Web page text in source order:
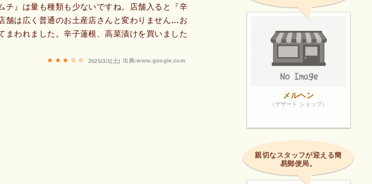
チ』は量も種類も少ないですね。店舗入ると『辛
舗は広く普通のお土産店さんと変わりません…お
まわれました。辛子蓮根、高菜漬けを買いました
出典:www.google.com
2025/3/1(土)
メルヘン
（デザート ショップ）
親切なスタッフが迎える簡
易郵便局。